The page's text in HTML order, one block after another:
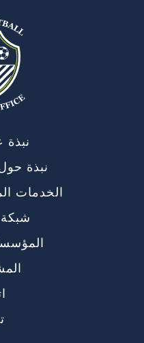
نبذة
نبذة
الخدمات